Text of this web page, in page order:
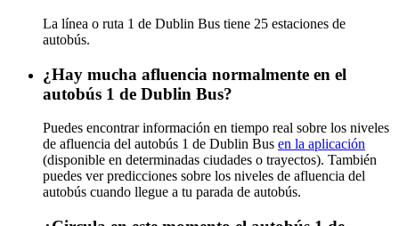
La línea o ruta 1 de Dublin Bus tiene 25 estaciones de
autobús.
¿Hay mucha afluencia normalmente en el
autobús 1 de Dublin Bus?
Puedes encontrar información en tiempo real sobre los niveles
de afluencia del autobús 1 de Dublin Bus en la aplicación
(disponible en determinadas ciudades o trayectos). También
puedes ver predicciones sobre los niveles de afluencia del
autobús cuando llegue a tu parada de autobús.